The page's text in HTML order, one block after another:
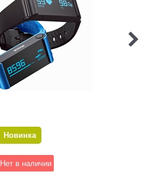
Новинка
Нет в наличии